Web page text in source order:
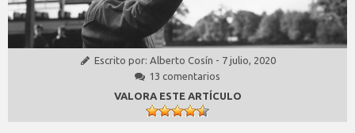
Escrito por: Alberto Cosín - 7 julio, 2020
13 comentarios
VALORA ESTE ARTÍCULO